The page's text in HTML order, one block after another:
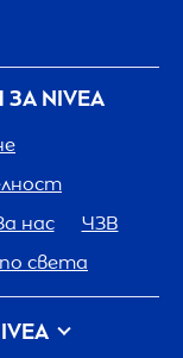
ЗА NIVEA
нас
ЧЗВ
по света